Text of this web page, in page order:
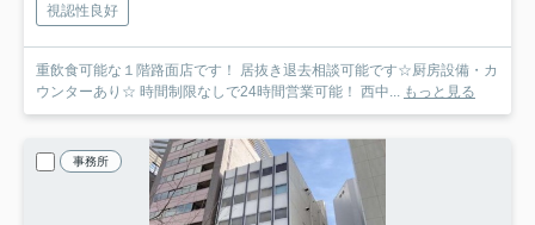
視認性良好
重飲食可能な１階路面店です！ 居抜き退去相談可能です☆厨房設備・カ
ウンターあり☆ 時間制限なしで24時間営業可能！ 西中... もっと見る
事務所